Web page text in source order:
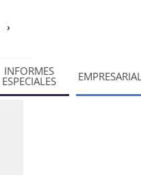
INFORMES
ESPECIALES